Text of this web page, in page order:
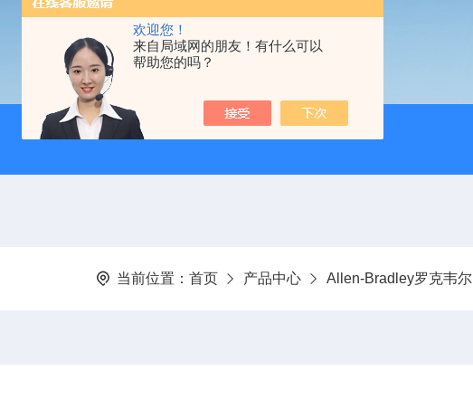
欢迎您！
来自局域网的朋友！有什么可以
帮助您的吗？
当前位置： 首页 产品中心 Allen-Bradley罗克韦尔